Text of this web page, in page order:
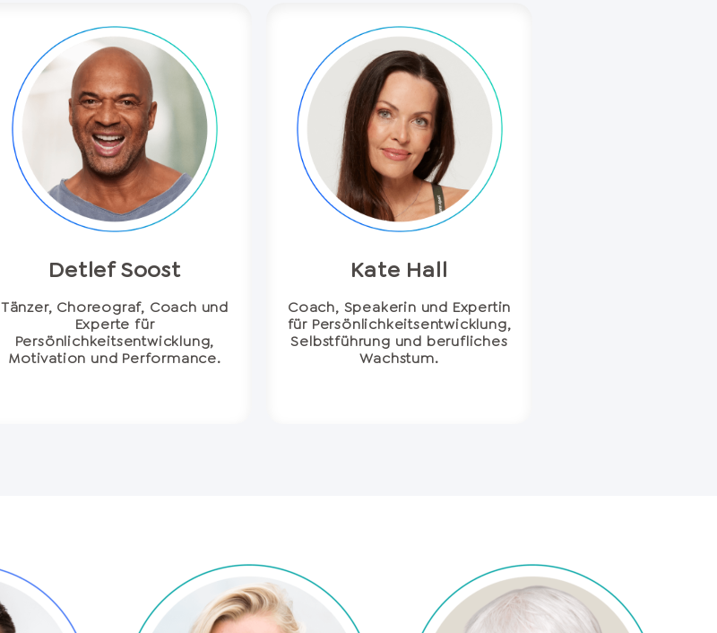
Detlef Soost
Tänzer, Choreograf, Coach und
Experte für
Persönlichkeitsentwicklung,
Motivation und Performance.
Kate Hall
Coach, Speakerin und Expertin
für Persönlichkeitsentwicklung,
Selbstführung und berufliches
Wachstum.